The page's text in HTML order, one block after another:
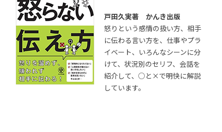
戸田久実著 かんき出版
怒りという感情の扱い方、相手
に伝わる言い方を、仕事やプラ
イベート、いろんなシーンに分
けて、状況別のセリフ、会話を
紹介して、○と×で明快に解説
しています。